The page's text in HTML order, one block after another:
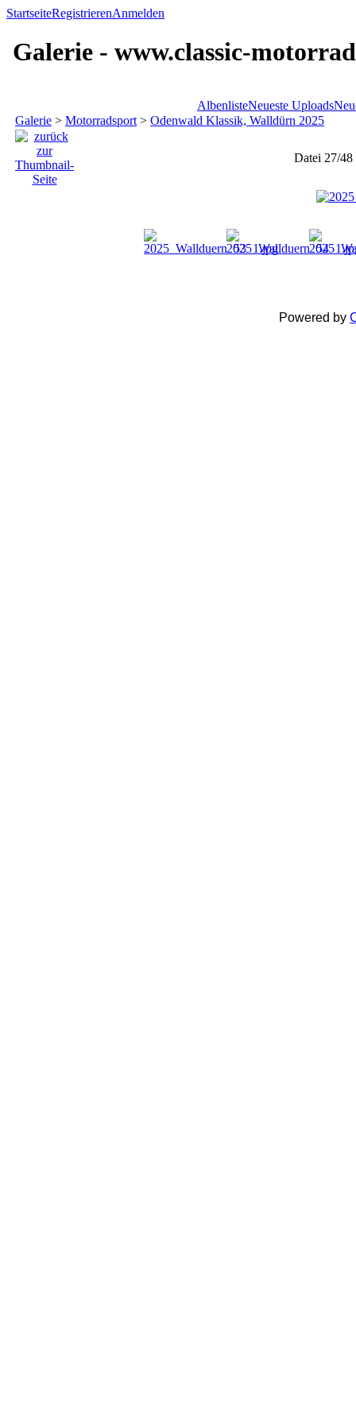
StartseiteRegistrierenAnmelden
Galerie - www.classic-
AlbenlisteNeueste Uploads
Galerie > Motorradsport > Odenwald Klassik, Walldürn 2025
Datei 27/48
Powered by